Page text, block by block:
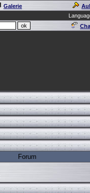
Galerie
Forum